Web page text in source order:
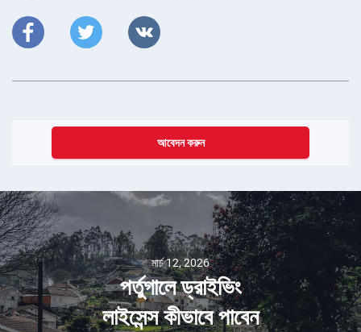
আবেদন করুন
মার্চ 12, 2026
পর্তুগালে ড্রাইভিং
লাইসেন্স কীভাবে পাবেন